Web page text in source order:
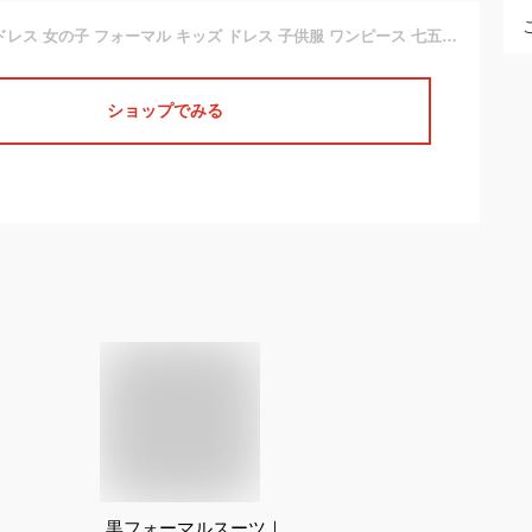
Cuteshower 子供ドレス 女の子 フォーマル キッズ ドレス 子供服 ワンピース 七五三 卒園式 入学式 発表会 結婚式 ブラック 120
ショップでみる
黒フォーマルスーツ｜